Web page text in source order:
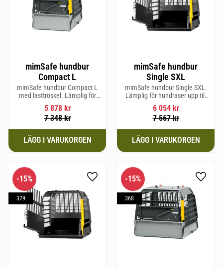
mimSafe hundbur
Compact L
mimSafe hundbur Compact L
med lasttröskel. Lämplig för
hundraser upp till 58 cm i
mankhöjd.
5 878kr
7 348kr
mimSafe hundbur
Single SXL
mimSafe hundbur Single SXL.
Lämplig för hundraser upp till
64 cm i mankhöjd.
6 054kr
7 567kr
15%
379
Lägg till i favoriter
15%
368
Lägg